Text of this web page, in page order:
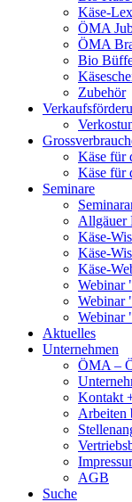
Käse-
ÖMA
ÖMA
Bio
Zubehör
Käse für
Käse für
Seminare
Allgäuer
Käse-
Käse-
Käse-
Webinar
Webinar
Webinar
Aktuelles
Unternehmen
ÖMA –
Kontakt
Arbeiten
AGB
Suche